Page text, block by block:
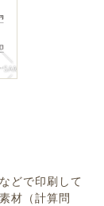
どで印刷して
材（計算問